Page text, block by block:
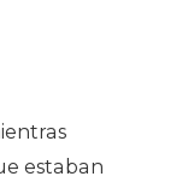
estaban